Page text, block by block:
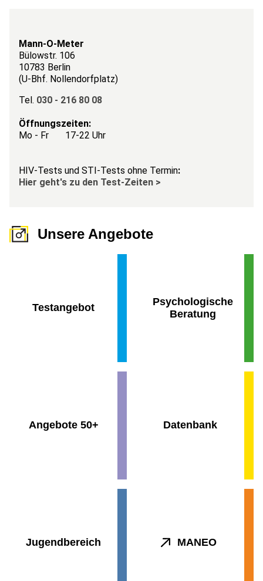
Mann-O-Meter
Bülowstr. 106
10783 Berlin
(U-Bhf. Nollendorfplatz)
Tel. 030 - 216 80 08
Öffnungszeiten:
Mo - Fr 17-22 Uhr
HIV-Tests und STI-Tests ohne Termin:
Hier geht's zu den Test-Zeiten >
Unsere Angebote
Testangebot
Psychologische
Beratung
Angebote 50+ Datenbank
Jugendbereich MANEO